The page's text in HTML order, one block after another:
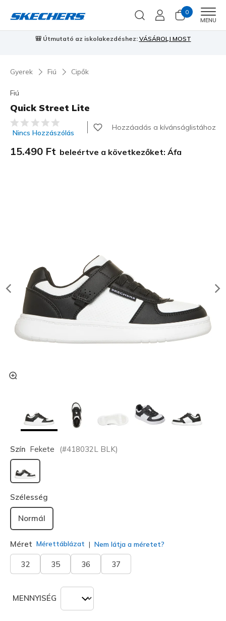
0
MENU
🎒 Útmutató az iskolakezdéshez: VÁSÁROLJ MOST
Gyerek Fiú Cipők
Fiú
Quick Street Lite
4,5 az 5-ből ügyfélértékelés
Nincs Hozzászólás
Hozzáadás a kívánságlistához
15.490 Ft beleértve a következőket: Áfa
Szín Fekete (#418032L BLK)
kiválasztva
Szélesség
Normál
Méret Mérettáblázat Nem látja a méretet?
32 35 36 37
MENNYISÉG